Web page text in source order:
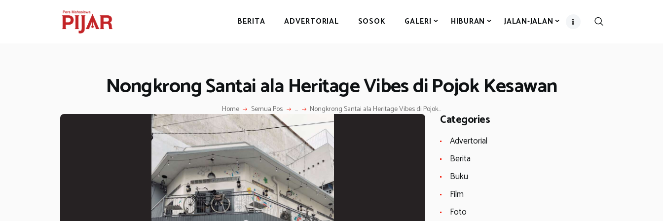
BERITA ADVERTORIAL SOSOK GALERI HIBURAN JALAN-JALAN
Nongkrong Santai ala Heritage Vibes di Pojok Kesawan
Home Semua Pos ... Nongkrong Santai ala Heritage Vibes di Pojok...
ADVERTORIAL
HIBURAN
JALAN-JALAN
GAYA HIDUP
OLAHRAGA
OPINI
Categories
Advertorial
Berita
Buku
Film
Foto